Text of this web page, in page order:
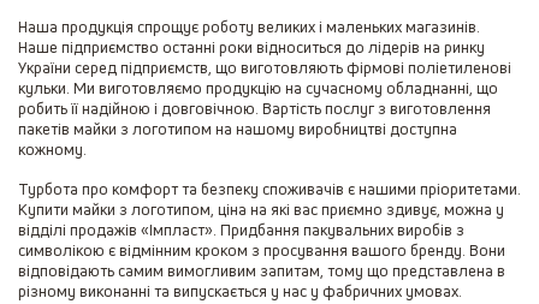
Наша продукція спрощує роботу великих і маленьких магазинів.
Наше підприємство останні роки відноситься до лідерів на ринку
України серед підприємств, що виготовляють фірмові поліетиленові
кульки. Ми виготовляємо продукцію на сучасному обладнанні, що
робить її надійною і довговічною. Вартість послуг з виготовлення
пакетів майки з логотипом на нашому виробництві доступна
кожному.
Турбота про комфорт та безпеку споживачів є нашими пріоритетами.
Купити майки з логотипом, ціна на які вас приємно здивує, можна у
відділі продажів «Імпласт». Придбання пакувальних виробів з
символікою є відмінним кроком з просування вашого бренду. Вони
відповідають самим вимогливим запитам, тому що представлена в
різному виконанні та випускається у нас у фабричних умовах.